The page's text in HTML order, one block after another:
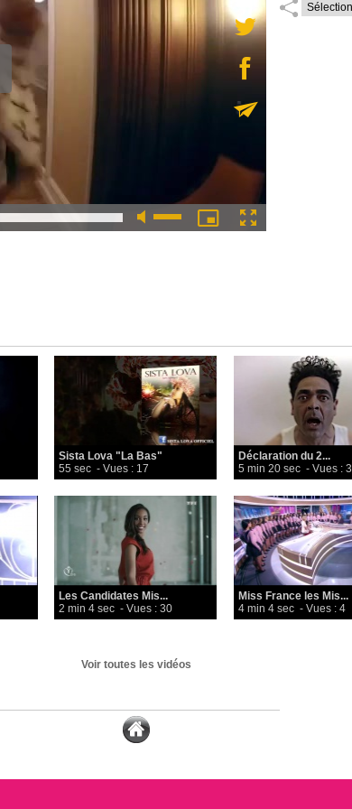
Sista Lova "La Bas"
55 sec - Vues : 17
Déclaration du 2...
5 min 20 sec - Vues : 3
Les Candidates Mis...
2 min 4 sec - Vues : 30
Miss France les Mis...
4 min 4 sec - Vues : 4
Voir toutes les vidéos